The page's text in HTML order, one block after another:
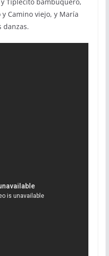
Tiplecito bambuquero,
Camino viejo, y María
danzas.